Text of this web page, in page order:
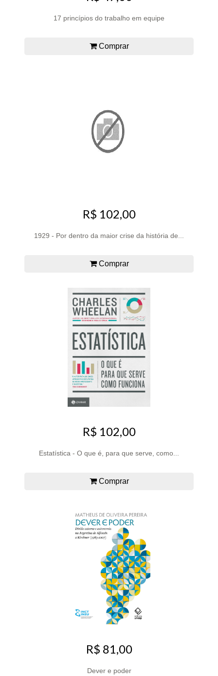
17 princípios do trabalho em equipe
Comprar
R$ 102,00
1929 - Por dentro da maior crise da história de...
Comprar
R$ 102,00
Estatística - O que é, para que serve, como...
Comprar
R$ 81,00
Dever e poder